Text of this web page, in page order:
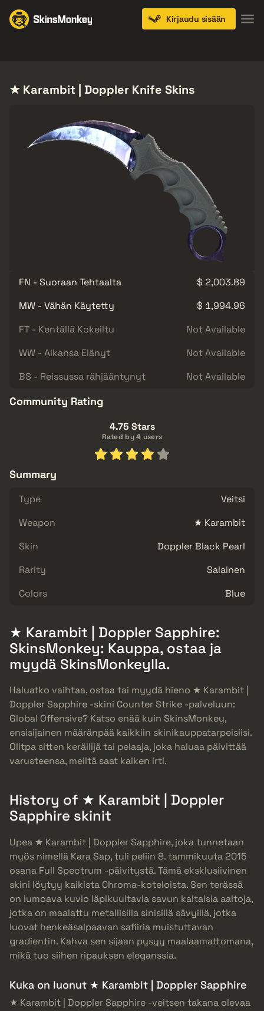
Kirjaudu sisään
★ Karambit | Doppler Knife Skins
FN - Suoraan Tehtaalta
$ 2,003.89
MW - Vähän Käytetty
$ 1,994.96
FT - Kentällä Kokeiltu
Not Available
WW - Aikansa Elänyt
Not Available
BS - Reissussa rähjääntynyt
Not Available
Community Rating
4.75 Stars
Rated by 4 users
Summary
Type
Veitsi
Weapon
★ Karambit
Skin
Doppler Black Pearl
Rarity
Salainen
Colors
Blue
★ Karambit | Doppler Sapphire:
SkinsMonkey: Kauppa, ostaa ja
myydä SkinsMonkeylla.
Haluatko vaihtaa, ostaa tai myydä hieno ★ Karambit |
Doppler Sapphire -skini Counter Strike -palveluun:
Global Offensive? Katso enää kuin SkinsMonkey,
ensisijainen määränpää kaikkiin skinikauppatarpeisiisi.
Olitpa sitten keräilijä tai pelaaja, joka haluaa päivittää
varusteensa, meiltä saat kaiken irti.
History of ★ Karambit | Doppler
Sapphire skinit
Upea ★ Karambit | Doppler Sapphire, joka tunnetaan
myös nimellä Kara Sap, tuli peliin 8. tammikuuta 2015
osana Full Spectrum -päivitystä. Tämä eksklusiivinen
skini löytyy kaikista Chroma-koteloista. Sen terässä
on lumoava kuvio läpikuultavia savun kaltaisia aaltoja,
jotka on maalattu metallisilla sinisillä sävyillä, jotka
luovat henkeäsalpaavan safiiria muistuttavan
gradientin. Kahva sen sijaan pysyy maalaamattomana,
mikä tuo siihen ripauksen eleganssia.
Kuka on luonut ★ Karambit | Doppler Sapphire
★ Karambit | Doppler Sapphire -veitsen takana olevaa